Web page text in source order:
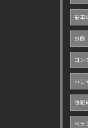
駐車
お庭
コン
おし
防犯
ベラ